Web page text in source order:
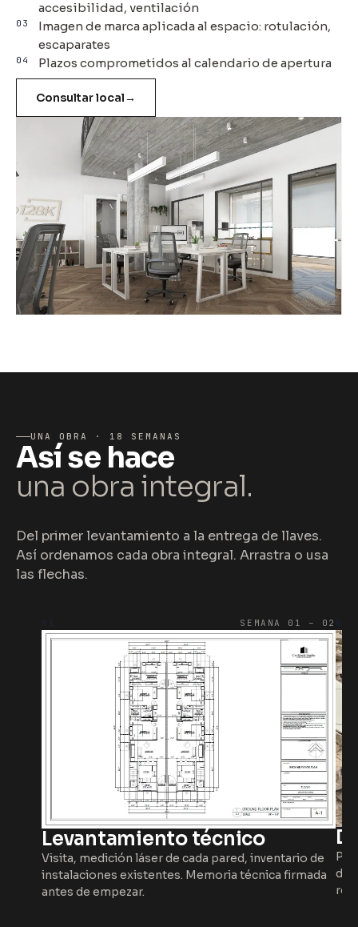
accesibilidad, ventilación
03
Imagen de marca aplicada al espacio: rotulación,
escaparates
04 Plazos comprometidos al calendario de apertura
Consultar local→
UNA OBRA · 18 SEMANAS
Así se hace
una obra integral.
Del primer levantamiento a la entrega de llaves.
Así ordenamos cada obra integral. Arrastra o usa
las flechas.
01 SEMANA 01 – 02
Levantamiento técnico
Visita, medición láser de cada pared, inventario de
instalaciones existentes. Memoria técnica firmada
antes de empezar.
02
de